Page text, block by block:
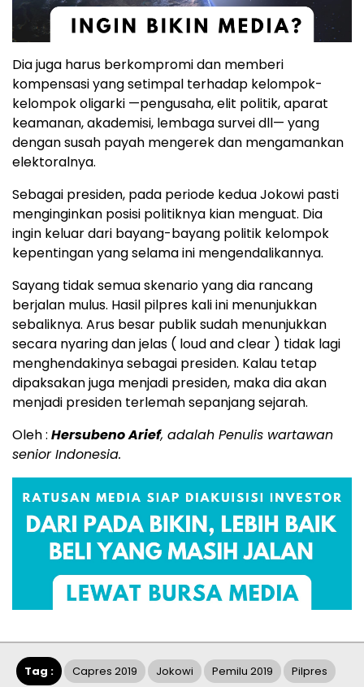
Dia juga harus berkompromi dan memberi
kompensasi yang setimpal terhadap kelompok-
kelompok oligarki —pengusaha, elit politik, aparat
keamanan, akademisi, lembaga survei dll— yang
dengan susah payah mengerek dan mengamankan
elektoralnya.
Sebagai presiden, pada periode kedua Jokowi pasti
menginginkan posisi politiknya kian menguat. Dia
ingin keluar dari bayang-bayang politik kelompok
kepentingan yang selama ini mengendalikannya.
Sayang tidak semua skenario yang dia rancang
berjalan mulus. Hasil pilpres kali ini menunjukkan
sebaliknya. Arus besar publik sudah menunjukkan
secara nyaring dan jelas ( loud and clear ) tidak lagi
menghendakinya sebagai presiden. Kalau tetap
dipaksakan juga menjadi presiden, maka dia akan
menjadi presiden terlemah sepanjang sejarah.
Oleh : Hersubeno Arief, adalah Penulis wartawan
senior Indonesia.
Tag : Capres 2019 Jokowi Pemilu 2019 Pilpres